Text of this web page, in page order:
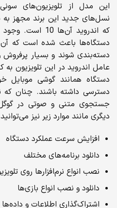
این مدل از تلویزیون‌های
نسل‌های جدید این برند مجهز
که اندروید
دستگاه‌ها باعث شده است که
دسته‌بندی شوند و بسیار پرفروش
عامل اندروید در این تلویزیون به
دستگاه همانند گوشی موبایل
دسترسی داشته باشند. چنان که
جستجوی متنی و صوتی در گوگل
دیگری مانند موارد زیر نیز
افزایش سرعت عملکرد دستگاه
دانلود برنامه‌های مختلف
نصب انواع نرم‌افزارها روی
دانلود و نصب انواع بازی‌ها
اشتراک‌گذاری اطلاعات و داده‌ها